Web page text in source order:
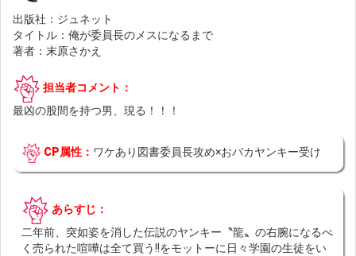
出版社：ジュネット
タイトル：俺が委員長のメスになるまで
著者：末原さかえ
担当者コメント：
最凶の股間を持つ男、現る！！！
CP属性： ワケあり図書委員長攻め×おバカヤンキー受け
あらすじ：
二年前、突如姿を消した伝説のヤンキー〝龍〟の右腕になるべ
く売られた喧嘩は全て買う!!をモットーに日々学園の生徒をい